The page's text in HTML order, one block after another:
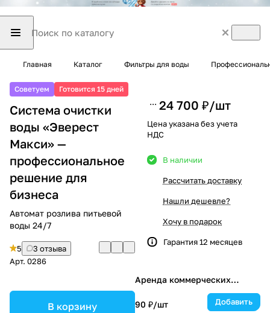
Главная Каталог Фильтры для воды
Советуем Готовится 15 дней
Система очистки
воды «Эверест
Макси» —
профессиональное
решение для
бизнеса
Автомат розлива питьевой
воды 24/7
5
3 отзыва
Арт. 0286
В корзину
24 700 ₽/шт
Цена указана без учета
НДС
В наличии
Рассчитать доставку
Нашли дешевле?
Хочу в подарок
Гарантия 12 месяцев
Аренда коммерческих
фильтров для воды
90 ₽/шт Добавить